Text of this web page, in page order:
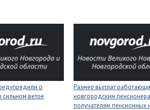
о
сильном ветре
Размер выплат
новгородским
получателям пенсионных